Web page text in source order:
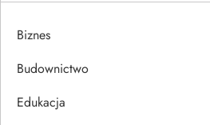
a
c
Biznes
Budownictwo
Edukacja